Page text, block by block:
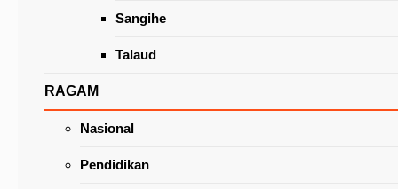
Sangihe
Talaud
RAGAM
Nasional
Pendidikan
Indonesia Senilai 200 Juta